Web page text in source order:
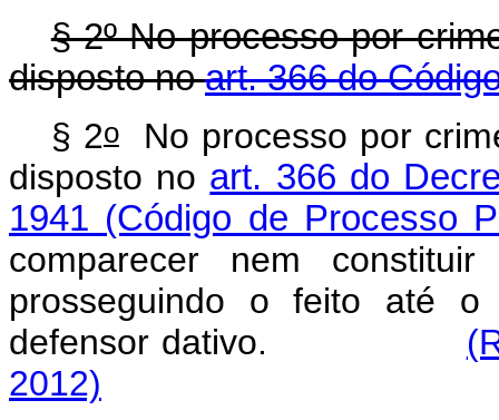
§ 2º No processo por
disposto noart. 366 do
§ 2oNo processo por
disposto no art. 366 do
1941 (Código de Processo
comparecer nem
prosseguindo o feito até o
defensor dativo.
2012)